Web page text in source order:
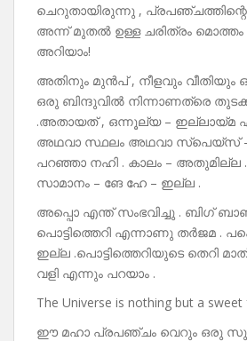
ചെറുതായിരുന്നു ,
അന്ന് മുതൽ ഉള്ള ചരിത്രം
അറിയാം!
അതിനും മുൻപ് , നീളവും വീതിയും
ഒരു ബിന്ദുവിൽ നിന്നാണത്രെ
.അതായത് , ഒന്നൂല്യ –
അഥവാ സ്ഥലം അഥവാ സ്പെയ്സ്
പറഞ്ഞാ നഹി . കാലം –
സാമാനം – ങേ ഹേ – ഇല്ല .
അപ്പൊ എന്ത് സംഭവിച്ചു . ബിഗ്
പൊട്ടിത്തെറി എന്നാണു തർജമ .
ഇല്ല .പൊട്ടിത്തെറിയുടെ തെറി
വളി എന്നും പറയാം .
The Universe is nothing but a sweet
ഈ മഹാ പ്രപഞ്ചം വെറും ഒരു